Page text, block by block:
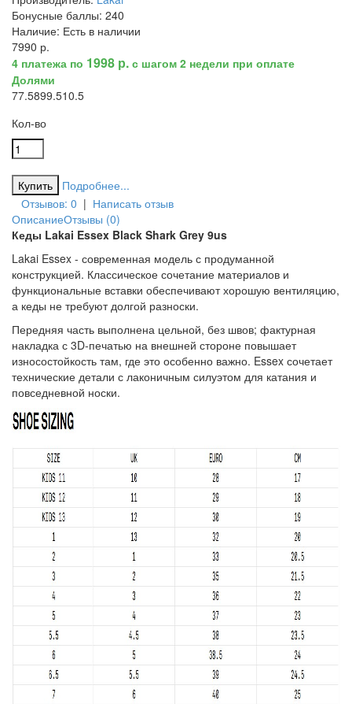
Бонусные баллы: 240
Наличие: Есть в наличии
7990 р.
4 платежа по 1998 р. с шагом 2 недели при оплате
Долями
77.5899.510.5
Кол-во
Подробнее...
Отзывов: 0 | Написать отзыв
ОписаниеОтзывы (0)
Кеды Lakai Essex Black Shark Grey 9us
Lakai Essex - современная модель с продуманной
конструкцией. Классическое сочетание материалов и
функциональные вставки обеспечивают хорошую вентиляцию,
а кеды не требуют долгой разноски.
Передняя часть выполнена цельной, без швов; фактурная
накладка с 3D-печатью на внешней стороне повышает
износостойкость там, где это особенно важно. Essex сочетает
технические детали с лаконичным силуэтом для катания и
повседневной носки.